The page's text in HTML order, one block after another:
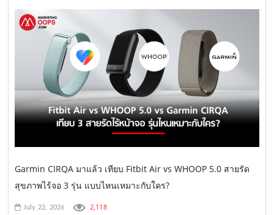
Garmin CIRQA มาแล้ว เทียบ Fitbit Air vs WHOOP 5.0 สายรัด
สุขภาพไร้จอ 3 รุ่น แบบไหนเหมาะกับใคร?
July 22, 2026 2,118